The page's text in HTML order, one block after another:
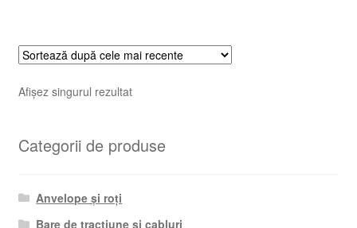
Afișez singurul rezultat
Categorii de produse
Anvelope și roți
Bare de tracțiune și cabluri